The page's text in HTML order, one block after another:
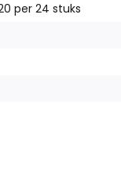
per 24 stuks